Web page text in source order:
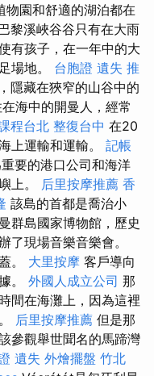
物園和舒適的湖泊都在
黎溪峽谷谷只有在大雨
有孩子，在一年中的大
場地。 台胞證 遺失 推
隱藏在狹窄的山谷中的
海中的開曼人，經常
程台北 整復台中 在20
上運輸和運輸。 記帳
要的港口公司和海洋
上。 后里按摩推薦 香
該島的首都是喬治小
群島國家博物館，歷史
了現場音樂音樂會。
。 大里按摩 客戶導向
。 外國人成立公司 那
間在海灘上，因為這裡
后里按摩推薦 但是那
參觀舉世聞名的馬蹄灣
遺失 外燴擺盤 竹北